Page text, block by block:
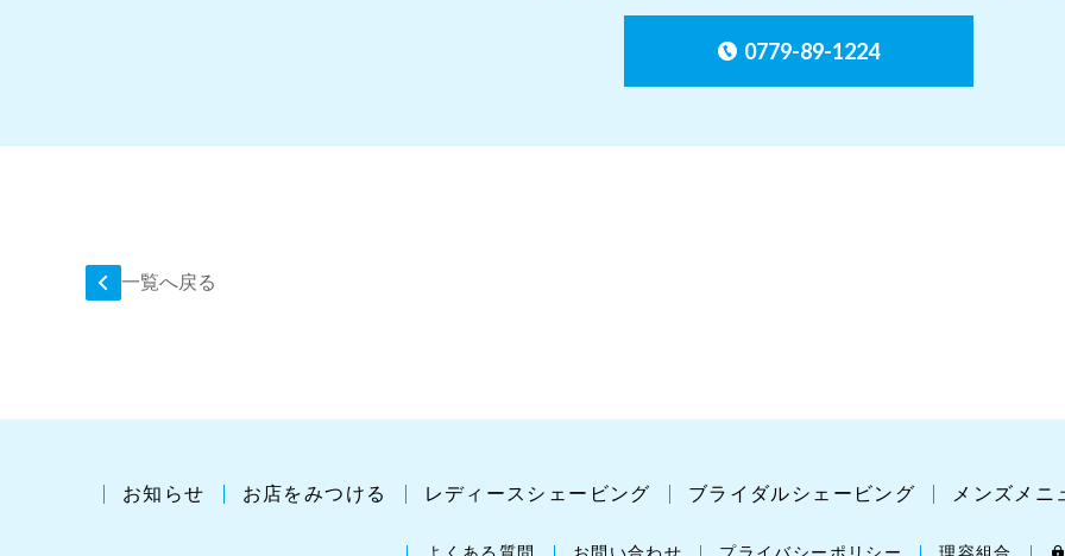
0779-89-1224
一覧へ戻る
お知らせ お店をみつける レディースシェービング ブライダルシェービング メンズメニ